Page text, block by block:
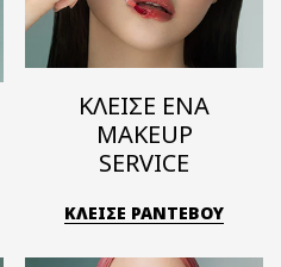
ΚΛΕΙΣΕ ΕΝΑ
MAKEUP
SERVICE
ΚΛΕΙΣΕ ΡΑΝΤΕΒΟΥ